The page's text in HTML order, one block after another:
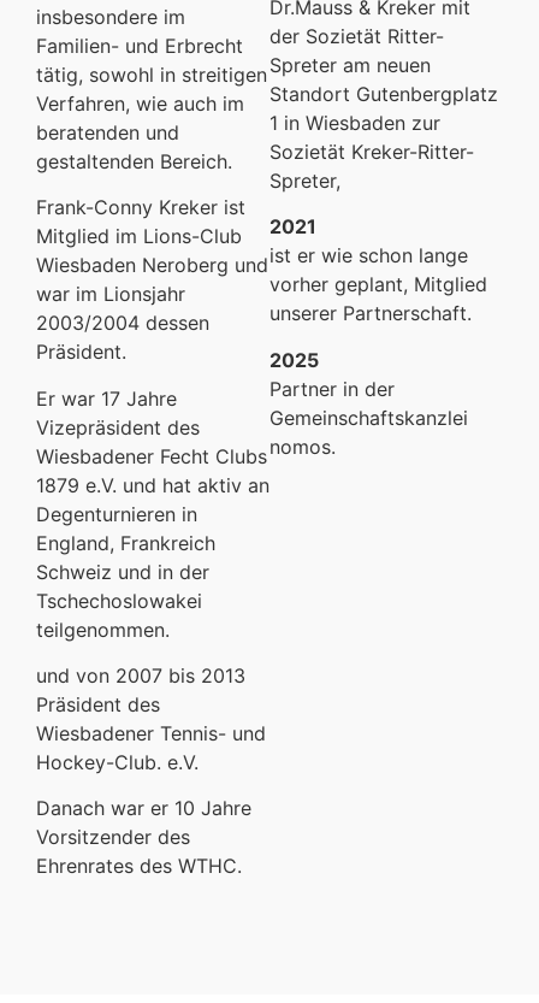
insbesondere im
Familien- und Erbrecht
tätig, sowohl in streitigen
Verfahren, wie auch im
beratenden und
gestaltenden Bereich.
Frank-Conny Kreker ist
Mitglied im Lions-Club
Wiesbaden Neroberg und
war im Lionsjahr
2003/2004 dessen
Präsident.
Er war 17 Jahre
Vizepräsident des
Wiesbadener Fecht Clubs
1879 e.V. und hat aktiv an
Degenturnieren in
England, Frankreich
Schweiz und in der
Tschechoslowakei
teilgenommen.
und von 2007 bis 2013
Präsident des
Wiesbadener Tennis- und
Hockey-Club. e.V.
Danach war er 10 Jahre
Vorsitzender des
Ehrenrates des WTHC.
Dr.Mauss & Kreker mit
der Sozietät Ritter-
Spreter am neuen
Standort Gutenbergplatz
1 in Wiesbaden zur
Sozietät Kreker-Ritter-
Spreter,
2021
ist er wie schon lange
vorher geplant, Mitglied
unserer Partnerschaft.
2025
Partner in der
Gemeinschaftskanzlei
nomos.